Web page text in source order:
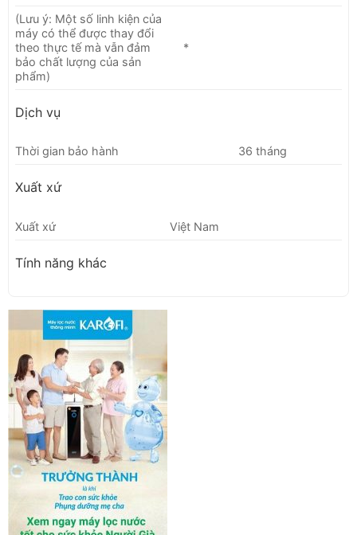
(Lưu ý: Một số linh kiện của
máy có thể được thay đổi
theo thực tế mà vẫn đảm
bảo chất lượng của sản
phẩm)
*
Dịch vụ
Thời gian bảo hành 36 tháng
Xuất xứ
Xuất xứ Việt Nam
Tính năng khác